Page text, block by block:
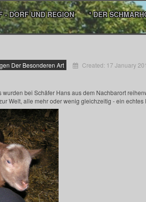
- DORF UND REGION * DER
Der Besonderen Art Created: 17 January
bei Schäfer Hans aus dem Nachbarort
Welt, alle mehr oder wenig gleichzeitig - ein echtes